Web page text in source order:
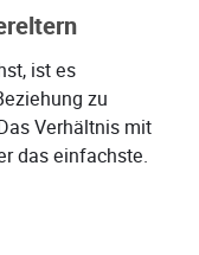
ist es
zu
Verhältnis mit
das einfachste.